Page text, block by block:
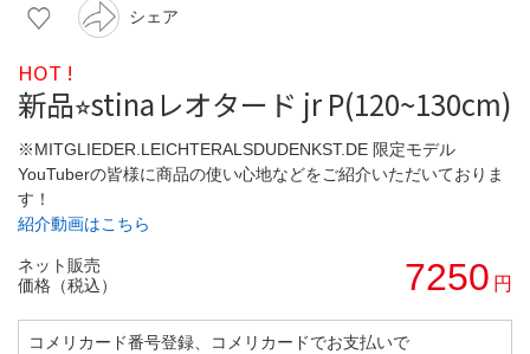
シェア
HOT !
新品⭐︎stinaレオタード jr P(120~130cm)
※MITGLIEDER.LEICHTERALSDUDENKST.DE 限定モデル
YouTuberの皆様に商品の使い心地などをご紹介いただいておりま
す！
紹介動画はこちら
ネット販売
価格（税込）
7250 円
コメリカード番号登録、コメリカードでお支払いで